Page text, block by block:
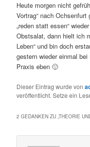
Heute morgen nicht
Vortrag“ nach
„reden statt essen“
Obstsalat, dann hielt ich
Leben“ und bin doch
gestern wieder einmal
Praxis eben 🙂
Dieser Eintrag wurde von
veröffentlicht. Setze ein
2 GEDANKEN ZU „THEORIE